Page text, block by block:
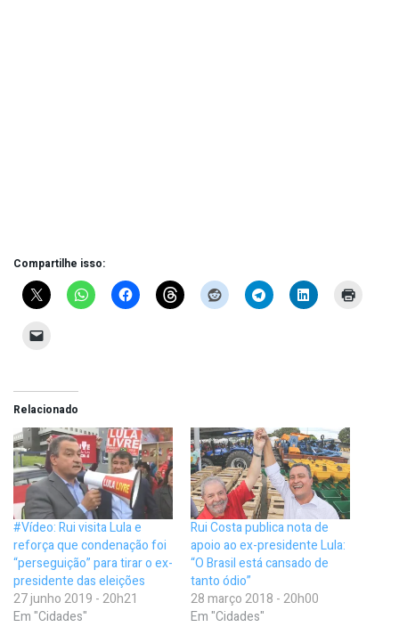
Compartilhe isso:
Relacionado
#Vídeo: Rui visita Lula e
reforça que condenação foi
“perseguição” para tirar o ex-
presidente das eleições
27 junho 2019 - 20h21
Em "Cidades"
Rui Costa publica nota de
apoio ao ex-presidente Lula:
“O Brasil está cansado de
tanto ódio”
28 março 2018 - 20h00
Em "Cidades"